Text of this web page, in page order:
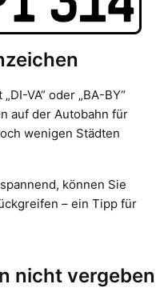
VA“ oder „BA-BY“
auf der Autobahn für
wenigen Städten
können Sie
– ein Tipp für
nicht vergeben